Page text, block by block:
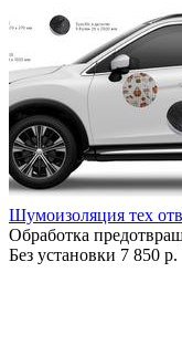
Шумоизоляция тех
Обработка
Без установки 7 850 р.